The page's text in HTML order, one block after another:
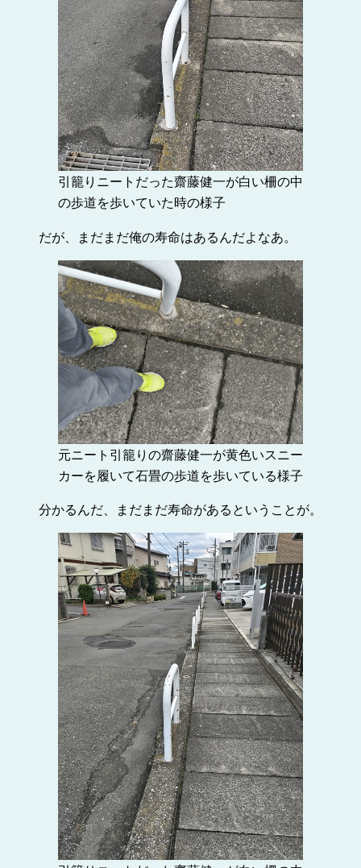
引籠りニートだった齋藤健一が白い柵の中
の歩道を歩いていた時の様子
だが、まだまだ俺の寿命はあるんだよなあ。
元ニート引籠りの齋藤健一が黄色いスニー
カーを履いて石畳の歩道を歩いている様子
分かるんだ、まだまだ寿命があるということが。